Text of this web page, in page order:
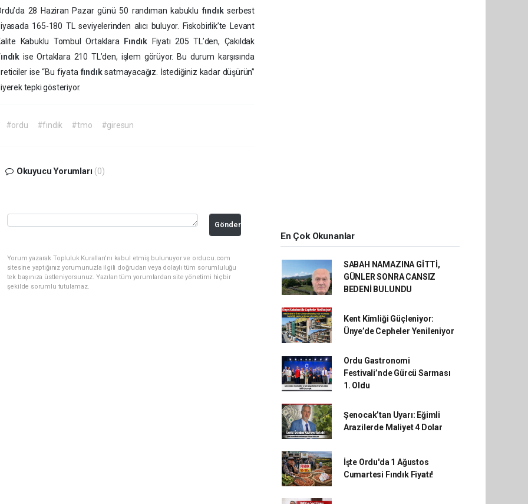
28 Haziran Pazar günü 50 randıman kabuklu fındıkserbest
165-180 TL seviyelerinden alıcı buluyor. Fiskobirlik’te Levant
Kabuklu Tombul Ortaklara
Fındık
Fiyatı 205 TL’den, Çakıldak
ise Ortaklara 210 TL’den, işlem görüyor. Bu durum karşısında
ise “Bu fiyata fındıksatmayacağız. İstediğiniz kadar düşürün”
tepki gösteriyor.
#ordu #fındık #tmo #giresun
Okuyucu Yorumları (0)
Gönder
Yorum yazarak Topluluk Kuralları’nı kabul etmiş bulunuyor ve orducu.com
sitesine yaptığınız yorumunuzla ilgili doğrudan veya dolaylı tüm sorumluluğu
tek başınıza üstleniyorsunuz. Yazılan tüm yorumlardan site yönetimi hiçbir
şekilde sorumlu tutulamaz.
En Çok Okunanlar
SABAH NAMAZINA GİTTİ,
GÜNLER SONRA CANSIZ
BEDENİ BULUNDU
Kent Kimliği Güçleniyor:
Ünye’de Cepheler Yenileniyor
Ordu Gastronomi
Festivali’nde Gürcü Sarması
1. Oldu
Şenocak’tan Uyarı: Eğimli
Arazilerde Maliyet 4 Dolar
İşte Ordu'da 1 Ağustos
Cumartesi Fındık Fiyatı!